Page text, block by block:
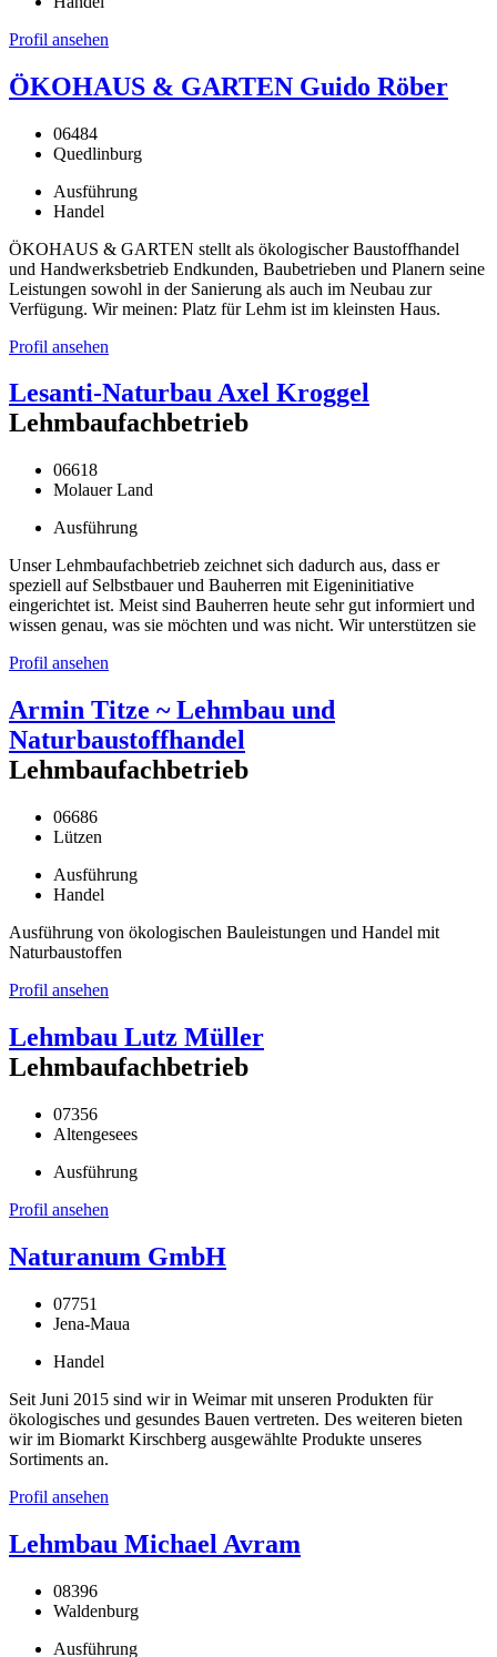
Profil ansehen
ÖKOHAUS & GARTEN Guido Röber
06484
Quedlinburg
Ausführung
Handel
ÖKOHAUS & GARTEN stellt als ökologischer Baustoffhandel
und Handwerksbetrieb Endkunden, Baubetrieben und Planern seine
Leistungen sowohl in der Sanierung als auch im Neubau zur
Verfügung. Wir meinen: Platz für Lehm ist im kleinsten Haus.
Profil ansehen
Lesanti-Naturbau Axel Kroggel
Lehmbaufachbetrieb
06618
Molauer Land
Ausführung
Unser Lehmbaufachbetrieb zeichnet sich dadurch aus, dass er
speziell auf Selbstbauer und Bauherren mit Eigeninitiative
eingerichtet ist. Meist sind Bauherren heute sehr gut informiert und
wissen genau, was sie möchten und was nicht. Wir unterstützen sie
Profil ansehen
Armin Titze ~ Lehmbau und
Naturbaustoffhandel
Lehmbaufachbetrieb
06686
Lützen
Ausführung
Handel
Ausführung von ökologischen Bauleistungen und Handel mit
Naturbaustoffen
Profil ansehen
Lehmbau Lutz Müller
Lehmbaufachbetrieb
07356
Altengesees
Ausführung
Profil ansehen
Naturanum GmbH
07751
Jena-Maua
Handel
Seit Juni 2015 sind wir in Weimar mit unseren Produkten für
ökologisches und gesundes Bauen vertreten. Des weiteren bieten
wir im Biomarkt Kirschberg ausgewählte Produkte unseres
Sortiments an.
Profil ansehen
Lehmbau Michael Avram
08396
Waldenburg
Ausführung